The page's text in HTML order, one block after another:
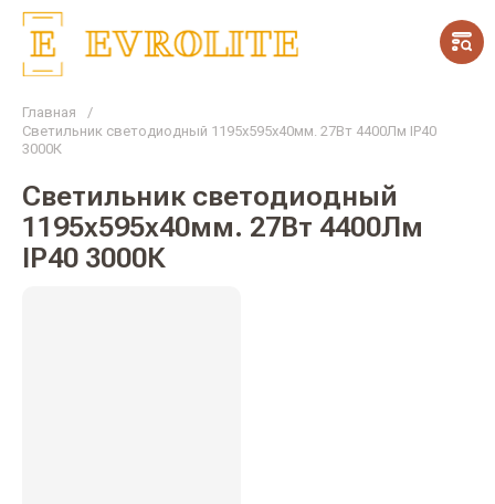
Главная
/
Светильник светодиодный 1195х595х40мм. 27Вт 4400Лм IP40
3000К
Светильник светодиодный
1195х595х40мм. 27Вт 4400Лм
IP40 3000К